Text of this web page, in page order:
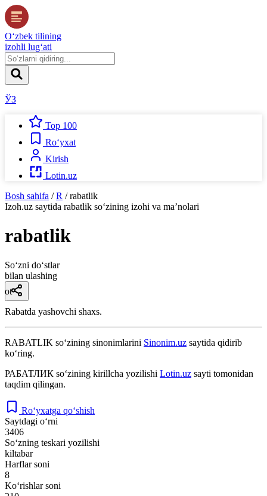
O‘zbek tilining
izohli lug‘ati
ЎЗ
Top 100
Ro‘yxat
Kirish
Lotin.uz
Bosh sahifa / R / rabatlik
Izoh.uz saytida rabatlik so‘zining izohi va ma’nolari
rabatlik
So‘zni do‘stlar
bilan ulashing
ot
Rabatda yashovchi shaxs.
RABATLIK so‘zining sinonimlarini Sinonim.uz saytida qidirib
ko‘ring.
РАБАТЛИК so‘zining kirillcha yozilishi Lotin.uz sayti tomonidan
taqdim qilingan.
Ro‘yxatga qo‘shish
Saytdagi o‘rni
3406
So‘zning teskari yozilishi
kiltabar
Harflar soni
8
Ko‘rishlar soni